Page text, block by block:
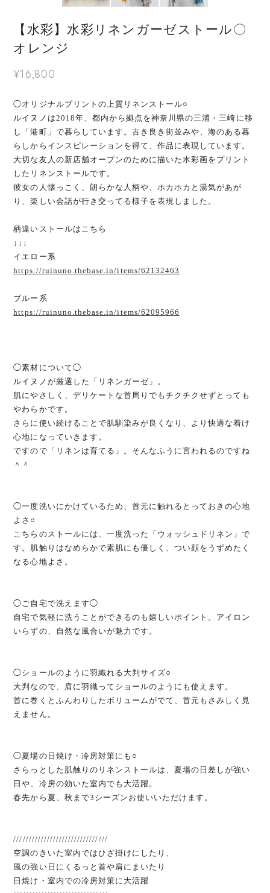
【水彩】水彩リネンガーゼストール〇
オレンジ
¥16,800
◯オリジナルプリントの上質リネンストール○
ルイヌノは2018年、都内から拠点を神奈川県の三浦・三崎に移
し「港町」で暮らしています。古き良き街並みや、海のある暮
らしからインスピレーションを得て、作品に表現しています。
大切な友人の新店舗オープンのために描いた水彩画をプリント
したリネンストールです。
彼女の人懐っこく、朗らかな人柄や、ホカホカと湯気があが
り、楽しい会話が行き交ってる様子を表現しました。
柄違いストールはこちら
↓↓↓
イエロー系
https://ruinuno.thebase.in/items/62132463
ブルー系
https://ruinuno.thebase.in/items/62095966
◯素材について◯
ルイヌノが厳選した「リネンガーゼ」。
肌にやさしく、デリケートな首周りでもチクチクせずとっても
やわらかです。
さらに使い続けることで肌馴染みが良くなり、より快適な着け
心地になっていきます。
ですので「リネンは育てる」。そんなふうに言われるのですね
＾＾
◯一度洗いにかけているため、首元に触れるとっておきの心地
よさ○
こちらのストールには、一度洗った「ウォッシュドリネン」で
す。肌触りはなめらかで素肌にも優しく、つい顔をうずめたく
なる心地よさ。
◯ご自宅で洗えます◯
自宅で気軽に洗うことができるのも嬉しいポイント。アイロン
いらずの、自然な風合いが魅力です。
◯ショールのように羽織れる大判サイズ○
大判なので、肩に羽織ってショールのようにも使えます。
首に巻くとふんわりしたボリュームがでて、首元もさみしく見
えません。
◯夏場の日焼け・冷房対策にも○
さらっとした肌触りのリネンストールは、夏場の日差しが強い
日や、冷房の効いた室内でも大活躍。
春先から夏、秋まで3シーズンお使いいただけます。
///////////////////////////////
空調のきいた室内ではひざ掛けにしたり、
風の強い日にくるっと首や肩にまいたり
日焼け・室内での冷房対策に大活躍